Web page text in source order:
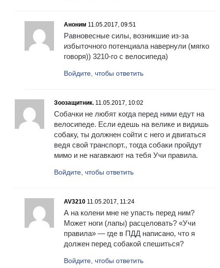
Аноним 11.05.2017, 09:51
Равновесные силы, возникшие из-за
избыточного потенциала навернули (мягко
говоря)) 3210-го с велосипеда)
Войдите, чтобы ответить
Зоозащитник. 11.05.2017, 10:02
Собачки не любят когда перед ними едут на
велосипеде. Если едешь на велике и видишь
собаку, ты должнен сойти с него и двигаться
ведя свой транспорт., тогда собаки пройдут
мимо и не нагавкают на тебя Учи правила.
Войдите, чтобы ответить
AV3210 11.05.2017, 11:24
А на колени мне не упасть перед ним?
Может ноги (лапы) расцеловать? «Учи
правила» — где в ПДД написано, что я
должен перед собакой спешиться?
Войдите, чтобы ответить